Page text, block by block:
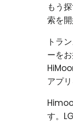
もう
索を
トラ
ーを
アプ
す。